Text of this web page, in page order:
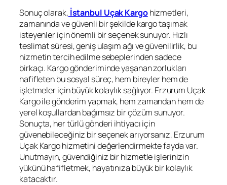
Sonuç olarak, İstanbul Uçak Kargohizmetleri,
zamanında ve güvenli bir şekilde kargo taşımak
isteyenler için önemli bir seçenek sunuyor. Hızlı
teslimat süresi, geniş ulaşım ağı ve güvenilirlik, bu
hizmetin tercih edilme sebeplerinden sadece
birkaçı. Kargo gönderiminde yaşanan zorlukları
hafifleten bu sosyal süreç, hem bireyler hem de
işletmeler için büyük kolaylık sağlıyor. Erzurum Uçak
Kargo ile gönderim yapmak, hem zamandan hem de
yerel koşullardan bağımsız bir çözüm sunuyor.
Sonuçta, her türlü gönderi ihtiyacı için
güvenebileceğiniz bir seçenek arıyorsanız, Erzurum
Uçak Kargo hizmetini değerlendirmekte fayda var.
Unutmayın, güvendiğiniz bir hizmetle işlerinizin
yükünü hafifletmek, hayatınıza büyük bir kolaylık
katacaktır.